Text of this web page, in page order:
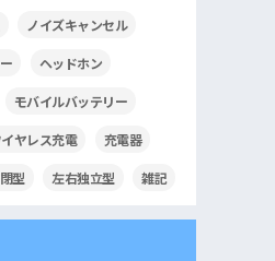
ノイズキャンセル
ヘッドホン
モバイルバッテリー
ヤレス充電 充電器
型 左右独立型 雑記